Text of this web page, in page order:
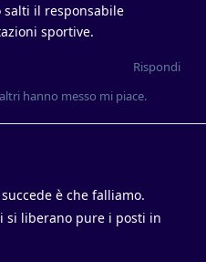
salti il responsabile
sportive.
Rispondi
altri hanno messo mi piace.
è che falliamo.
si liberano pure i posti in